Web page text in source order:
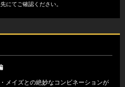
にてご確認ください。
メイズとの絶妙なコンビネーションが